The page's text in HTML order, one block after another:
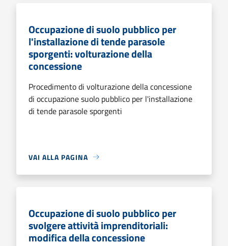
Occupazione di suolo pubblico per
l'installazione di tende parasole
sporgenti: volturazione della
concessione
Procedimento di volturazione della concessione
di occupazione suolo pubblico per l'installazione
di tende parasole sporgenti
VAI ALLA PAGINA
Occupazione di suolo pubblico per
svolgere attività imprenditoriali:
modifica della concessione